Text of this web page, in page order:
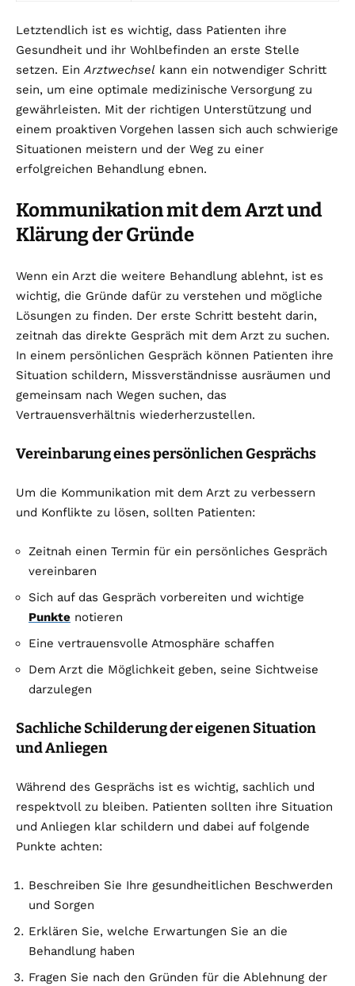
Letztendlich ist es wichtig, dass Patienten ihre
Gesundheit und ihr Wohlbefinden an erste Stelle
setzen. EinArztwechsel kann ein notwendiger Schritt
sein, um eine optimale medizinische Versorgung zu
gewährleisten. Mit der richtigen Unterstützung und
einem proaktiven Vorgehen lassen sich auch schwierige
Situationen meistern und der Weg zu einer
erfolgreichen Behandlung ebnen.
Kommunikation mit dem Arzt und
Klärung der Gründe
Wenn ein Arzt die weitere Behandlung ablehnt, ist es
wichtig, die Gründe dafür zu verstehen und mögliche
Lösungen zu finden. Der erste Schritt besteht darin,
zeitnah das direkte Gespräch mit dem Arzt zu suchen.
In einem persönlichen Gespräch können Patienten ihre
Situation schildern, Missverständnisse ausräumen und
gemeinsam nach Wegen suchen, das
Vertrauensverhältnis wiederherzustellen.
Vereinbarung eines persönlichen Gesprächs
Um die Kommunikation mit dem Arzt zu verbessern
und Konflikte zu lösen, sollten Patienten:
Zeitnah einen Termin für ein persönliches Gespräch
vereinbaren
Sich auf das Gespräch vorbereiten und wichtige
Punkte notieren
Eine vertrauensvolle Atmosphäre schaffen
Dem Arzt die Möglichkeit geben, seine Sichtweise
darzulegen
Sachliche Schilderung der eigenen Situation
und Anliegen
Während des Gesprächs ist es wichtig, sachlich und
respektvoll zu bleiben. Patienten sollten ihre Situation
und Anliegen klar schildern und dabei auf folgende
Punkte achten:
Beschreiben Sie Ihre gesundheitlichen Beschwerden
und Sorgen
Erklären Sie, welche Erwartungen Sie an die
Behandlung haben
Fragen Sie nach den Gründen für die Ablehnung der